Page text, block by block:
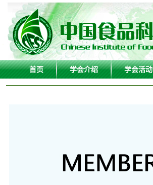
首页 学会介绍 学会活动